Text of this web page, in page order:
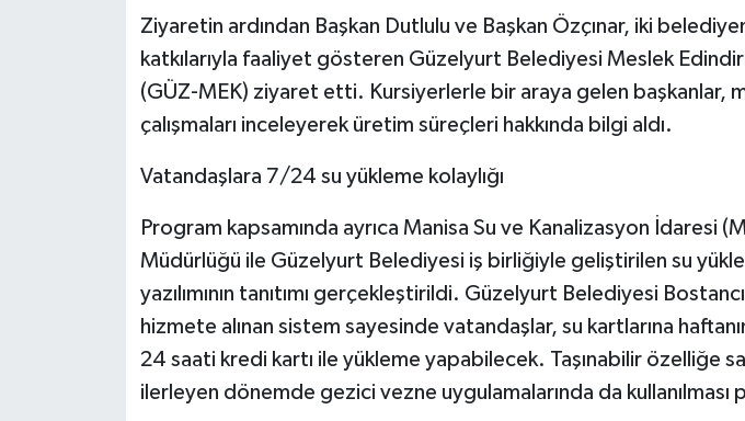
Ziyaretin ardından Başkan Dutlulu ve Başkan Özçınar, iki
katkılarıyla faaliyet gösteren Güzelyurt Belediyesi Meslek
(GÜZ-MEK) ziyaret etti. Kursiyerlerle bir araya gelen başkanlar,
çalışmaları inceleyerek üretim süreçleri hakkında bilgi aldı.
Vatandaşlara 7/24 su yükleme kolaylığı
Program kapsamında ayrıca Manisa Su ve Kanalizasyon İdaresi
Müdürlüğü ile Güzelyurt Belediyesi iş birliğiyle geliştirilen su
yazılımının tanıtımı gerçekleştirildi. Güzelyurt Belediyesi
hizmete alınan sistem sayesinde vatandaşlar, su kartlarına
24 saati kredi kartı ile yükleme yapabilecek. Taşınabilir özelliğe
ilerleyen dönemde gezici vezne uygulamalarında da kullanılması